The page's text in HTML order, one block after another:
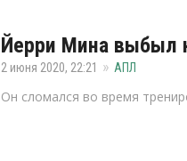
Йерри Мина выбыл
2 июня 2020, 22:21 АПЛ
Он сломался во время